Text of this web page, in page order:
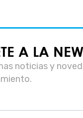
A LA
noticias y